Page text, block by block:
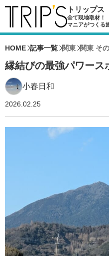
トリップス
全て現地取材！
マニアがつくる
HOME 記事一覧 関東 関東 そ
縁結びの最強パワース
小春日和
2026.02.25